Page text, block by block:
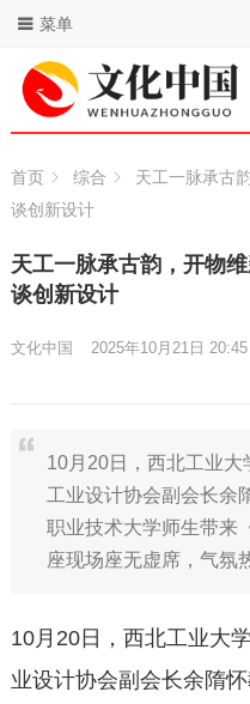
菜单
首页 综合
天工一脉承古
谈创新设计
天工一脉承古韵，开物
谈创新设计
文化中国 2025年10月21日 20:45
10月20日，西北工业大
工业设计协会副会长余
职业技术大学师生带来
座现场座无虚席，气氛
10月20日，西北工业大
业设计协会副会长余隋